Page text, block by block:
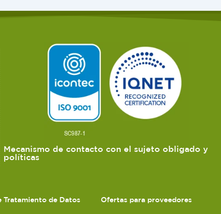
Mecanismo de contacto con el sujeto obligado y
políticas
Tratamiento de Datos
Ofertas para proveedores